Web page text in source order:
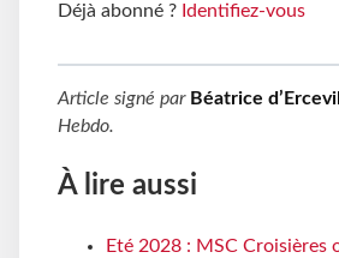
Déjà abonné ? Identifiez-vous
Article signé par Béatrice
Hebdo.
À lire aussi
Eté 2028 : MSC Croisières